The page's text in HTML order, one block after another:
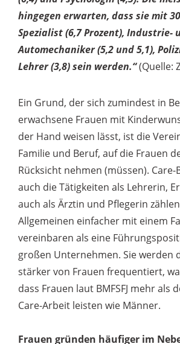
hingegen erwarten, dass sie mit
Spezialist (6,7 Prozent), Industrie-
Automechaniker (5,2 und 5,1),
Lehrer (3,8) sein werden.“(Quelle:
Ein Grund, der sich zumindest in
erwachsene Frauen mit
der Hand weisen lässt, ist die
Familie und Beruf, auf die Frauen
Rücksicht nehmen (müssen). Care-
auch die Tätigkeiten als Lehrerin,
auch als Ärztin und Pflegerin
Allgemeinen einfacher mit einem
vereinbaren als eine
großen Unternehmen. Sie werden
stärker von Frauen frequentiert,
dass Frauen laut BMFSFJ mehr als
Care-Arbeit leisten wie Männer.
Frauen gründen häufiger im